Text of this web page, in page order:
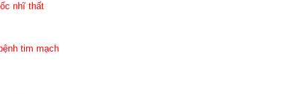
nhĩ thất
tim mạch